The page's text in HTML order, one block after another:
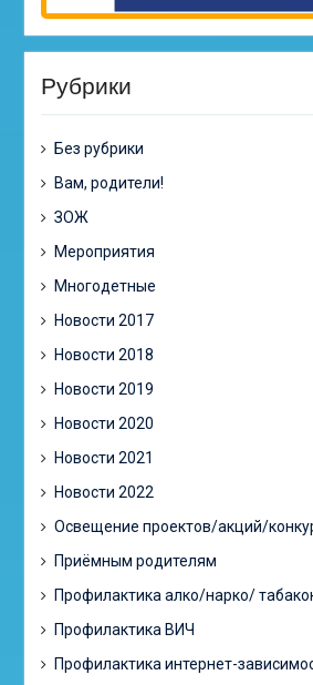
Рубрики
Без рубрики
Вам, родители!
ЗОЖ
Мероприятия
Многодетные
Новости 2017
Новости 2018
Новости 2019
Новости 2020
Новости 2021
Новости 2022
Освещение проектов/акций/
Приёмным родителям
Профилактика алко/нарко/
Профилактика ВИЧ
Профилактика интернет-